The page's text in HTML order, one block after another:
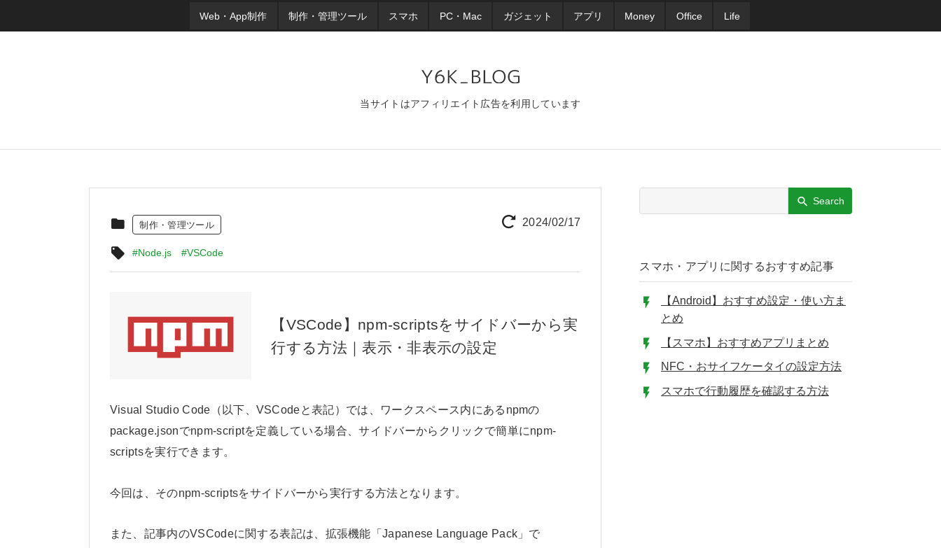
Web・App制作 制作・管理ツール スマホ PC・Mac ガジェット アプリ Money Office Life
当サイトはアフィリエイト広告を利用しています
2024/02/17
制作・管理ツール
#Node.js #VSCode
【VSCode】npm-scriptsをサイドバーから実
行する方法｜表示・非表示の設定
Visual Studio Code（以下、VSCodeと表記）では、ワークスペース内にあるnpmの
package.jsonでnpm-scriptを定義している場合、サイドバーからクリックで簡単にnpm-
scriptsを実行できます。
今回は、そのnpm-scriptsをサイドバーから実行する方法となります。
また、記事内のVSCodeに関する表記は、拡張機能「Japanese Language Pack」で
Search
スマホ・アプリに関するおすすめ記事
【Android】おすすめ設定・使い方ま
とめ
【スマホ】おすすめアプリまとめ
NFC・おサイフケータイの設定方法
スマホで行動履歴を確認する方法